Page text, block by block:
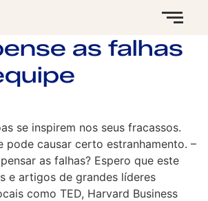
as falhas
se inspirem nos seus fracassos.
pode causar certo estranhamento. –
as falhas? Espero que este
e artigos de grandes líderes
como TED, Harvard Business